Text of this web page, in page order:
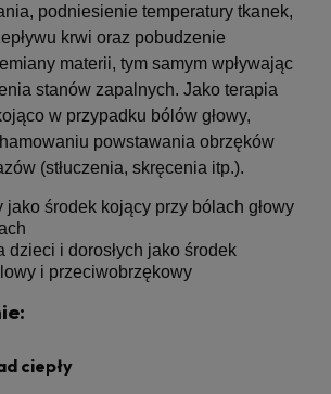
podniesienie temperatury tkanek,
krwi oraz pobudzenie
materii, tym samym wpływając
stanów zapalnych. Jako terapia
w przypadku bólów głowy,
powstawania obrzęków
(stłuczenia, skręcenia itp.).
jako środek kojący przy bólach głowy
dzieci i dorosłych jako środek
i przeciwobrzękowy
ciepły